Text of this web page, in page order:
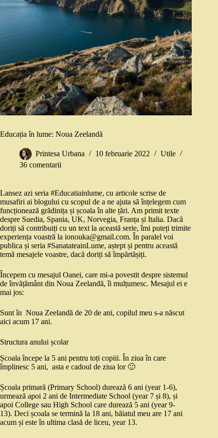
Educația în lume: Noua Zeelandă
Printesa Urbana 10 februarie 2022
Utile
36 comentarii
Lansez azi seria #Educatiainlume, cu articole scrise de
musafiri ai blogului cu scopul de a ne ajuta să înțelegem cum
funcționează grădinița și școala în alte țări. Am primit texte
despre Suedia, Spania, UK, Norvegia, Franța și Italia. Dacă
doriți să contribuiți cu un text la această serie, îmi puteți trimite
experiența voastră la ionouka@gmail.com. În paralel voi
publica și seria #SanatateainLume, aștept și pentru această
temă mesajele voastre, dacă doriți să împărtășiți.
Începem cu mesajul Oanei, care mi-a povestit despre sistemul
de învățământ din Noua Zeelandă, îi mulțumesc. Mesajul ei e
mai jos:
Sunt în Noua Zeelandă de 20 de ani, copilul meu s-a născut
aici acum 17 ani.
Structura anului școlar
Școala începe la 5 ani pentru toți copiii. În ziua în care
împlinesc 5 ani, asta e cadoul de ziua lor 🙂
Școala primară (Primary School) durează 6 ani (year 1-6),
urmează apoi 2 ani de Intermediate School (year 7 și 8), și
apoi College sau High School care durează 5 ani (year 9-
13). Deci școala se termină la 18 ani, băiatul meu are 17 ani
acum și este în ultima clasă de liceu, year 13.